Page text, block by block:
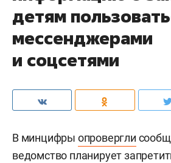
детям
мессенджерами
и соцсетями
В минцифры опровергли
ведомство планирует